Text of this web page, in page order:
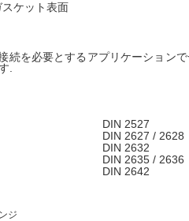
スケット表面
続を必要とするアプリケーション
.
DIN 2527
DIN 2627 / 2628
DIN 2632
DIN 2635 / 2636
DIN 2642
ジ